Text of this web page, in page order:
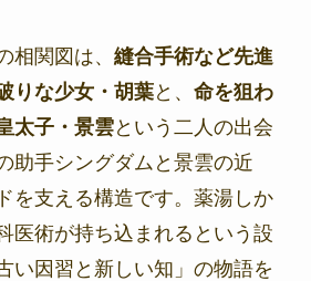
相関図は、 縫合手術など先進
りな少女・胡葉と、 命を狙わ
太子・景雲という二人の出会
助手シングダムと景雲の近
を支える構造です。薬湯しか
医術が持ち込まれるという設
い因習と新しい知」の物語を